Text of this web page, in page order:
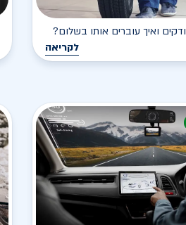
ואיך עוברים אותו בשלום?
לקריאה